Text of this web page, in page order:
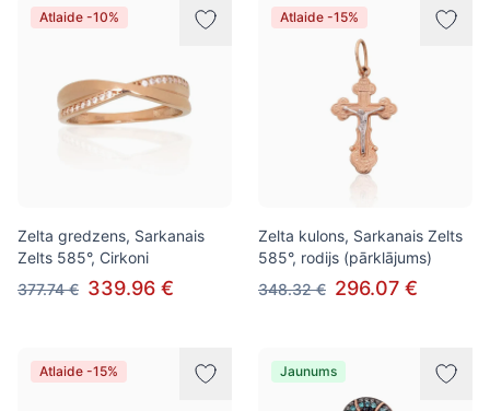
Atlaide -10%
Zelta gredzens, Sarkanais
Zelts 585°, Cirkoni
377.74 € 339.96 €
Atlaide -15%
Zelta kulons, Sarkanais Zelts
585°, rodijs (pārklājums)
348.32 € 296.07 €
Atlaide -15% Jaunums